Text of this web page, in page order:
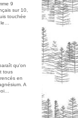
9
sur 10,
touchée
qu'on
tous
en
A